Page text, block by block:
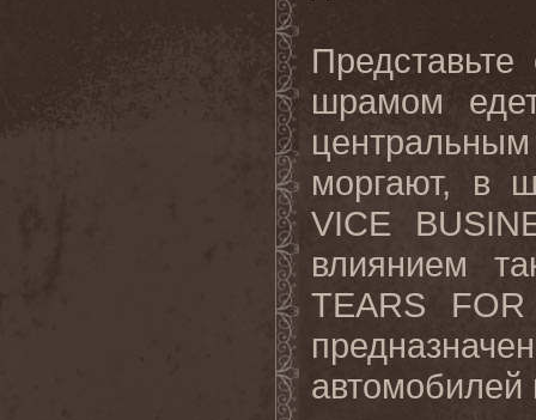
шрамом
моргают, в
VICE
влиянием
TEARS
автомобилей